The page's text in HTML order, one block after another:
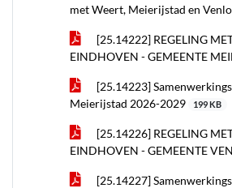
met Weert, Meierijstad en Venlo
[25.14222] REGELING
EINDHOVEN - GEMEENTE
[25.14223]
Meierijstad 2026-2029
199 KB
[25.14226] REGELING
EINDHOVEN - GEMEENTE
[25.14227]